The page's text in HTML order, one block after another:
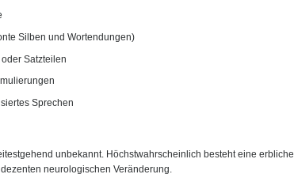
Silben und Wortendungen)
Satzteilen
Sprechen
unbekannt. Höchstwahrscheinlich besteht eine erbliche
neurologischen Veränderung.